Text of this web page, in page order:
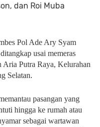
dan Roi Muba
Pol Ade Ary Syam
usai memeras
Aria Putra Raya, Kelurahan
Selatan.
pasangan yang
hingga ke rumah atau
sebagai wartawan